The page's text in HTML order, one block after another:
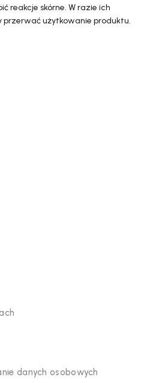
reakcje skórne. W razie ich
przerwać użytkowanie produktu.
danych osobowych